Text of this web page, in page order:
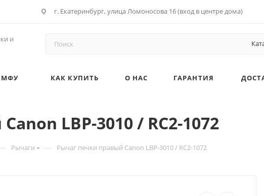
г. Екатеринбург, улица Ломоносова 16 (вход в центре дома)
и
МФУ КАК КУПИТЬ О НАС ГАРАНТИЯ
LBP-3010 / RC2-1072
Рычаги — Рычаг печки правый Canon LBP-3010 / RC2-1072